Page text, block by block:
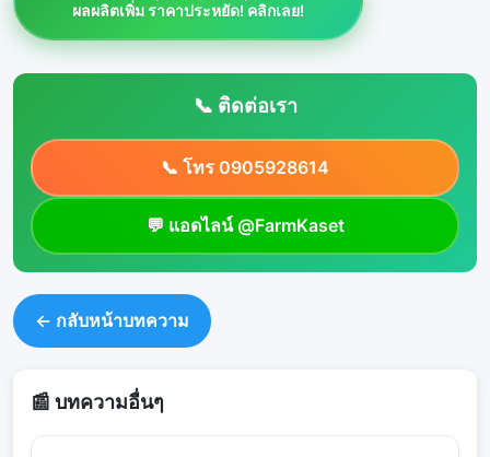
ผลผลิตเพิ่ม ราคาประหยัด! คลิกเลย!
📞 ติดต่อเรา
📞 โทร 0905928614
💬 แอดไลน์ @FarmKaset
← กลับหน้าบทความ
📰 บทความอื่นๆ